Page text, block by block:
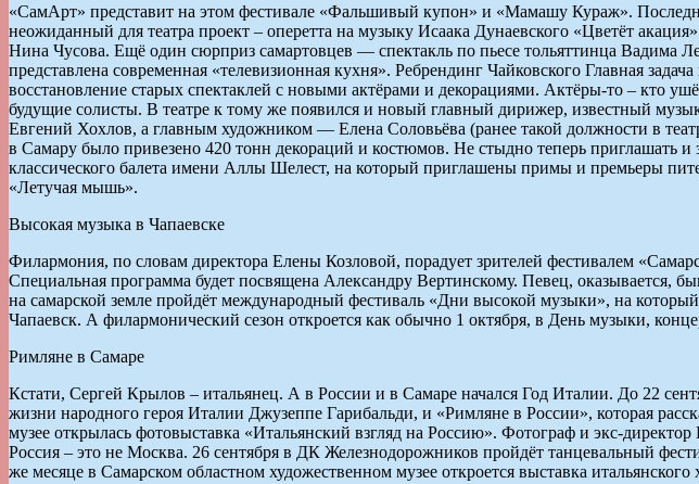
«СамАрт» представит на этом фестивале «Фальшивый купон» и «Мамашу Кураж».
неожиданный для театра проект – оперетта на музыку Исаака Дунаевского «Цветёт
Нина Чусова. Ещё один сюрприз самартовцев — спектакль по пьесе тольяттинца Вадима
представлена современная «телевизионная кухня». Ребрендинг Чайковского Главная
восстановление старых спектаклей с новыми актёрами и декорациями. Актёры-то – кто
будущие солисты. В театре к тому же появился и новый главный дирижер, известный
Евгений Хохлов, а главным художником — Елена Соловьёва (ранее такой должности в
в Самару было привезено 420 тонн декораций и костюмов. Не стыдно теперь приглашать и
классического балета имени Аллы Шелест, на который приглашены примы и премьеры
«Летучая мышь».
Высокая музыка в Чапаевске
Филармония, по словам директора Елены Козловой, порадует зрителей фестивалем
Специальная программа будет посвящена Александру Вертинскому. Певец, оказывается,
на самарской земле пройдёт международный фестиваль «Дни высокой музыки», на
Чапаевск. А филармонический сезон откроется как обы­чно 1 октября, в День музыки,
Римляне в Самаре
Кстати, Сергей Крылов – итальянец. А в России и в Самаре начался Год Италии. До 22
жизни народного героя Италии Джузеппе Гарибальди, и «Римляне в России», которая
музее открылась фотовыставка «Итальянский взгляд на Россию». Фотограф и экс-
Россия – это не Москва. 26 сентября в ДК Железнодорожников пройдёт танцевальный
же месяце в Самарском областном художественном музее откроется выставка